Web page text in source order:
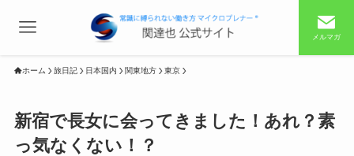
メルマガ
ホーム 旅日記 日本国内 関東地方 東京
新宿で長女に会ってきました！あれ？素
っ気なくない！？